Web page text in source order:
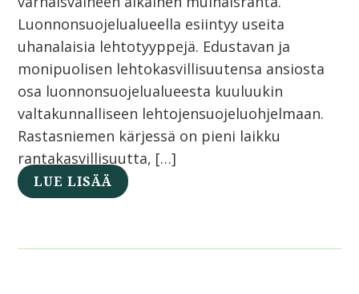
Luonnonsuojelualueella esiintyy useita
uhanalaisia lehtotyyppejä. Edustavan ja
monipuolisen lehtokasvillisuutensa ansiosta
osa luonnonsuojelualueesta kuuluukin
valtakunnalliseen lehtojensuojeluohjelmaan.
Rastasniemen kärjessä on pieni laikku
rantakasvillisuutta, […]
LUE LISÄÄ